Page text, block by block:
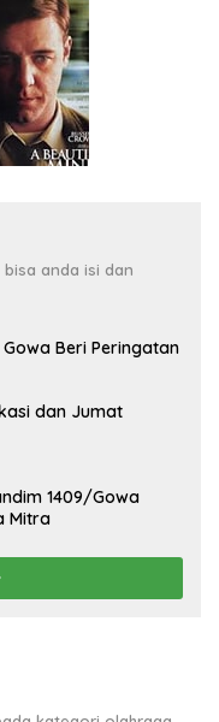
anda isi dan
Beri Peringatan
dan Jumat
1409/Gowa
Mitra